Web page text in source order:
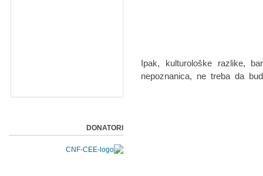
Ipak, kulturološke razlike,
nepoznanica, ne treba da
DONATORI